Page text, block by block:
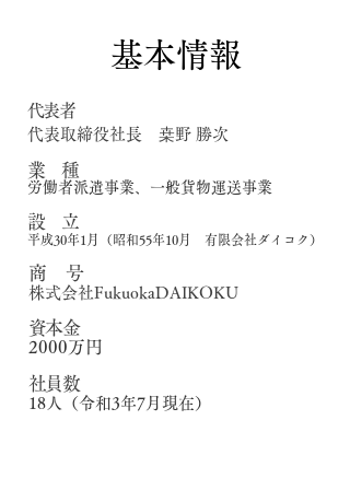
基本情報
代表者
代表取締役社長 桒野 勝次
業 種
労働者派遣事業、一般貨物運送事業
設 立
平成30年1月（昭和55年10月 有限会社ダイコク）
​商 号
株式会社FukuokaDAIKOKU
資本金
2000万円
社員数
18人（令和3年7月現在）